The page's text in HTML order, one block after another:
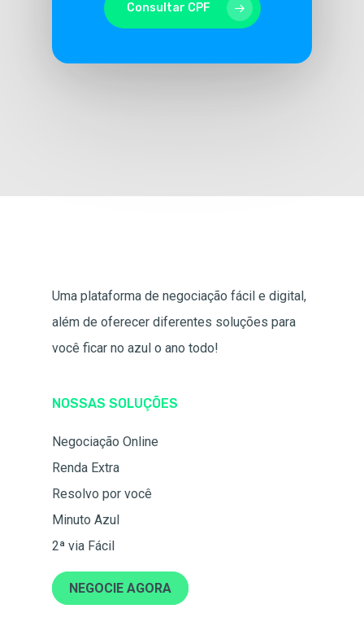
Consultar CPF
Uma plataforma de negociação fácil e digital,
além de oferecer diferentes soluções para
você ficar no azul o ano todo!
NOSSAS SOLUÇÕES
Negociação Online
Renda Extra
Resolvo por você
Minuto Azul
2ª via Fácil
NEGOCIE AGORA